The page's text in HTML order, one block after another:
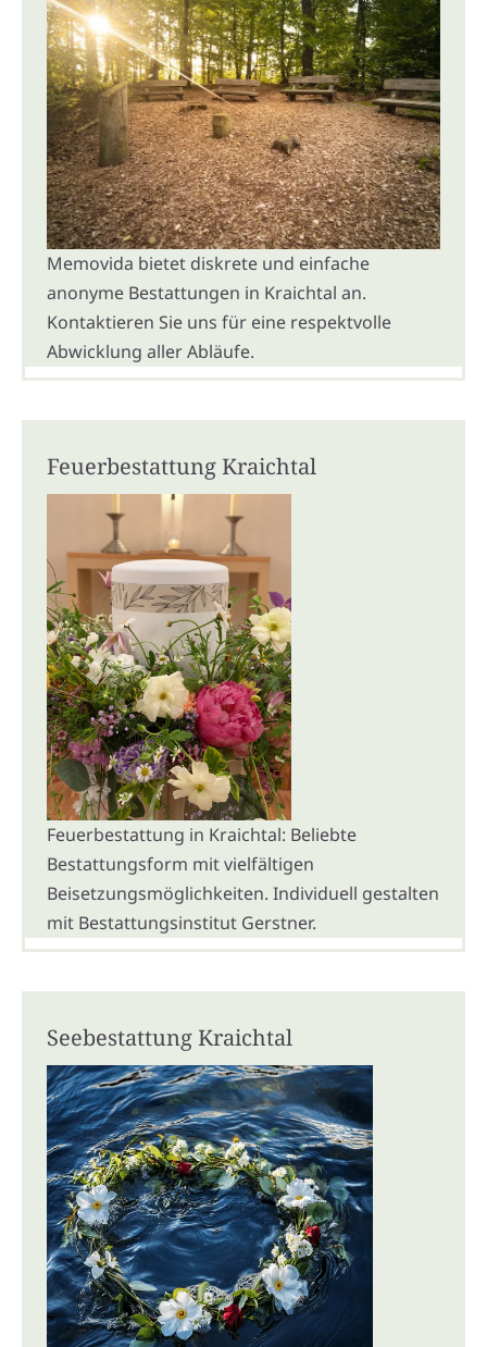
Memovida bietet diskrete und einfache
anonyme Bestattungen in Kraichtal an.
Kontaktieren Sie uns für eine respektvolle
Abwicklung aller Abläufe.
Feuerbestattung Kraichtal
Feuerbestattung in Kraichtal: Beliebte
Bestattungsform mit vielfältigen
Beisetzungsmöglichkeiten. Individuell gestalten
mit Bestattungsinstitut Gerstner.
Seebestattung Kraichtal